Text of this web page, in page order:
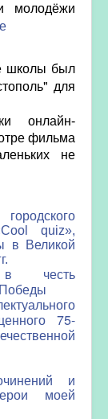
молодёжи
школы был
для
онлайн-
фильма
не
quiz»,
в Великой
в честь
75-
и
моей